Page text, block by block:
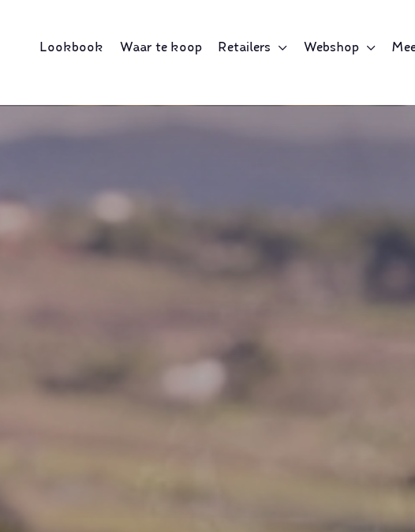
Lookbook Waar te koop Retailers Webshop